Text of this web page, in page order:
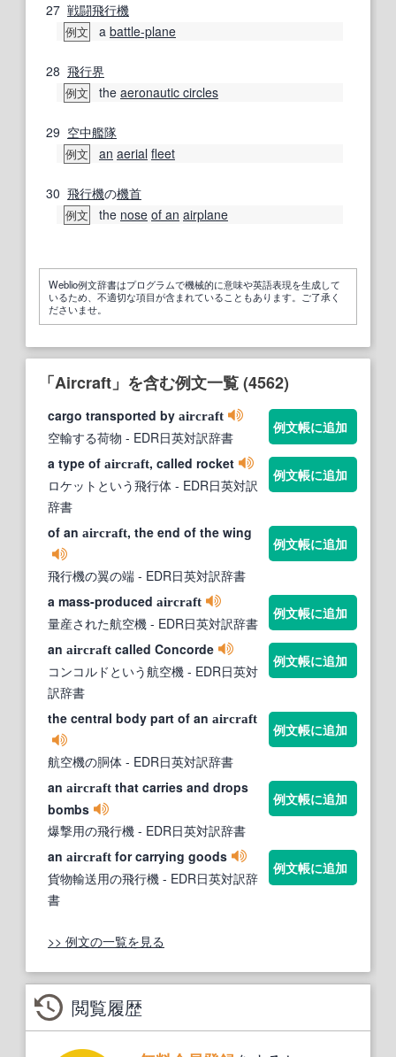
27 戦闘飛行機
例文 a battle-plane
28 飛行界
例文 the aeronautic circles
29 空中艦隊
例文 an aerial fleet
30 飛行機の機首
例文 the nose of an airplane
Weblio例文辞書はプログラムで機械的に意味や英語表現を生成して
いるため、不適切な項目が含まれていることもあります。ご了承く
ださいませ。
「Aircraft」を含む例文一覧 (4562)
cargo transported by aircraft
空輸する荷物 - EDR日英対訳辞書
例文帳に追加
a type of aircraft, called rocket
ロケットという飛行体 - EDR日英対訳
辞書
例文帳に追加
of an aircraft, the end of the wing
飛行機の翼の端 - EDR日英対訳辞書
例文帳に追加
a mass-produced aircraft
量産された航空機 - EDR日英対訳辞書
例文帳に追加
an aircraft called Concorde
コンコルドという航空機 - EDR日英対
訳辞書
例文帳に追加
the central body part of an aircraft
航空機の胴体 - EDR日英対訳辞書
例文帳に追加
an aircraft that carries and drops
bombs
爆撃用の飛行機 - EDR日英対訳辞書
例文帳に追加
an aircraft for carrying goods
貨物輸送用の飛行機 - EDR日英対訳辞
書
例文帳に追加
>> 例文の一覧を見る
閲覧履歴